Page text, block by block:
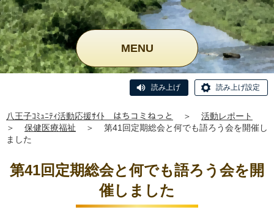
MENU
読み上げ 読み上げ設定
八王子ｺﾐｭﾆﾃｨ活動応援ｻｲﾄ はちコミねっと ＞
活動レポート
＞
保健医療福祉 ＞
第41回定期総会と何でも語ろう会を開催し
ました
第41回定期総会と何でも語ろう会を開
催しました